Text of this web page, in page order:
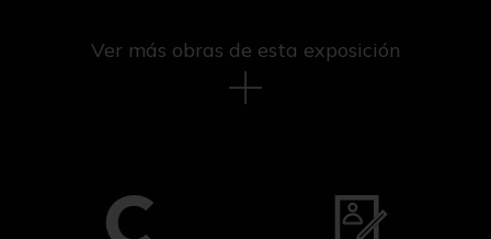
Ver más obras de esta exposición